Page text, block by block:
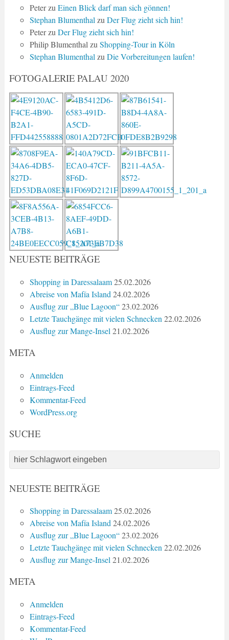
Peterzu Einen Blick darf man sich gönnen!
Stephan Blumenthal zu Der Flug zieht sich hin!
Peterzu Der Flug zieht sich hin!
Philip Blumenthal zu Shopping-Tour in Köln
Stephan Blumenthal zu Die Vorbereitungen laufen!
FOTOGALERIE PALAU 2020
NEUESTE BEITRÄGE
Shopping in Daressalaam 25.02.2026
Abreise von Mafía Island 24.02.2026
Ausflug zur „Blue Lagoon“ 23.02.2026
Letzte Tauchgänge mit vielen Schnecken 22.02.2026
Ausflug zur Mange-Insel 21.02.2026
META
Anmelden
Eintrags-Feed
Kommentar-Feed
WordPress.org
SUCHE
NEUESTE BEITRÄGE
Shopping in Daressalaam 25.02.2026
Abreise von Mafía Island 24.02.2026
Ausflug zur „Blue Lagoon“ 23.02.2026
Letzte Tauchgänge mit vielen Schnecken 22.02.2026
Ausflug zur Mange-Insel 21.02.2026
META
Anmelden
Eintrags-Feed
Kommentar-Feed